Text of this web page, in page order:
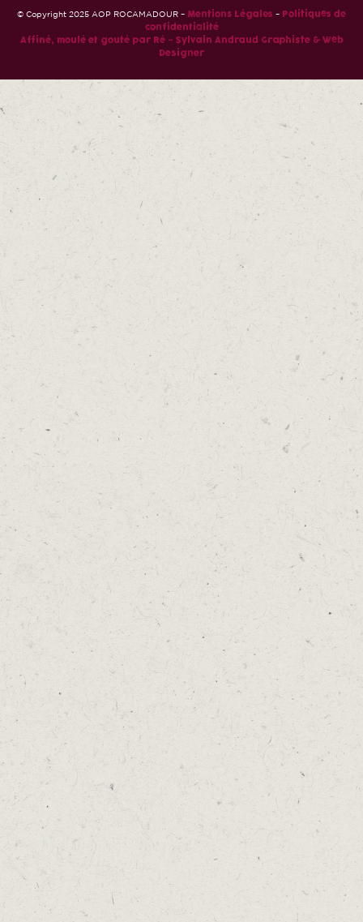
© Copyright 2025 AOP ROCAMADOUR – Mentions Légales – Politiques de
confidentialité
Affiné, moulé et gouté par Ré – Sylvain Andraud Graphiste & Web
Designer